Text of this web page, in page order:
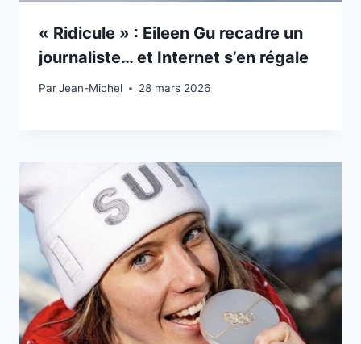
« Ridicule » : Eileen Gu recadre un
journaliste… et Internet s’en régale
ParJean-Michel
19 février 2026 28 mars 2026